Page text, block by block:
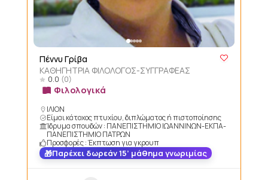
Πέννυ Γρίβα
ΚΑΘΗΓΗΤΡΙΑ ΦΙΛΟΛΟΓΟΣ-ΣΥΓΓΡΑΦΕΑΣ
0.0 (0)
Φιλολογικά
ΙΛΙΟΝ
Είμαι κάτοχος πτυχίου, διπλώματος ή πιστοποίησης
Ίδρυμα σπουδών : ΠΑΝΕΠΙΣΤΗΜΙΟ ΙΩΑΝΝΙΝΩΝ-ΕΚΠΑ-
ΠΑΝΕΠΙΣΤΗΜΙΟ ΠΑΤΡΩΝ
Προσφορές : Έκπτωση για γκρουπ
Παρέχει δωρεάν 15’ μάθημα γνωριμίας